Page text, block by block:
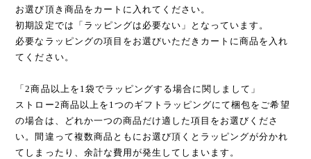
お選び頂き商品をカートに入れてください。
初期設定では「ラッピングは必要ない」となっています。
必要なラッピングの項目をお選びいただきカートに商品を入れ
てください。
「2商品以上を1袋でラッピングする場合に関しまして」
ストロー2商品以上を1つのギフトラッピングにて梱包をご希望
の場合は、どれか一つの商品だけ適した項目をお選びくださ
い。間違って複数商品ともにお選び頂くとラッピングが分かれ
てしまったり、余計な費用が発生してしまいます。